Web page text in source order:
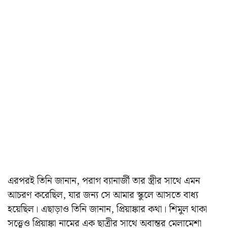
এরপরই তিনি জানান, পরাগ ব্যানার্জী তার স্ত্রীর সাথে এমন
আচরণ করেছিল, যার জন্য সে আমার স্কুলে আসতে বাধ্য
হয়েছিল। এছাড়াও তিনি জানান, প্রিয়াঙ্কার কথা। শিমুল থাকা
সত্ত্বেও প্রিয়াঙ্কা নামের এক ছাত্রীর সাথে অবান্তর মেলামেশা